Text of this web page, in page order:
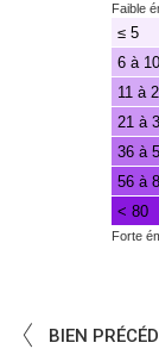
de
Gaz
à
Effet
de
Serre
Faible
≤ 5
6 à 10
11 à
21 à
36 à
56 à
< 80
Forte
BIEN